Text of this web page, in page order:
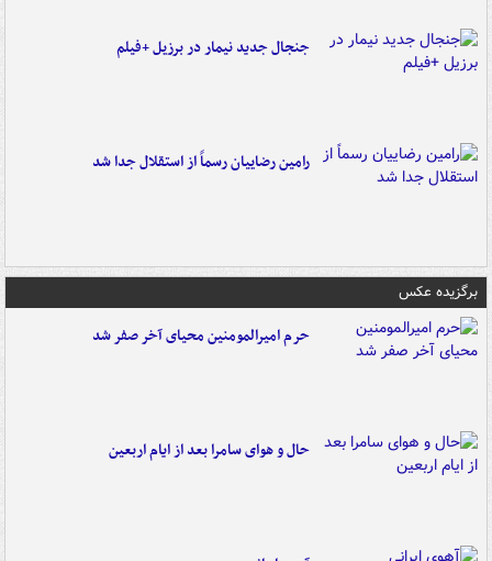
جنجال جدید نیمار در برزیل +فیلم
رامین رضاییان رسماً از استقلال جدا شد
برگزیده عکس
حرم امیرالمومنین محیای آخر صفر شد
حال و هوای سامرا بعد از ایام اربعین